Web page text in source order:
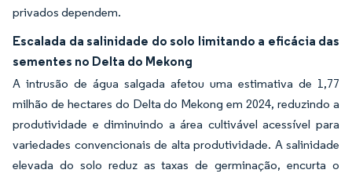
privados dependem.
Escalada da salinidade do solo limitando a eficácia das
sementes no Delta do Mekong
A intrusão de água salgada afetou uma estimativa de 1,77
milhão de hectares do Delta do Mekong em 2024, reduzindo a
produtividade e diminuindo a área cultivável acessível para
variedades convencionais de alta produtividade. A salinidade
elevada do solo reduz as taxas de germinação, encurta o